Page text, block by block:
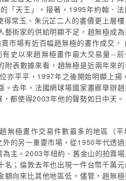
「天王」。接著，1995年約翰．
常玉、朱沅芷二人的畫價更上層樓
術家的供給明顯不足，趙無極成
市場有近百幅趙無極的畫作成交，
史以來趙無極畫作最大交易量--前
表數據來看，趙無極是近兩年來
亦平平，1997年之後開始明顯上揚
去年，法國網球場國家畫廊舉辦趙
都使得2003年他的聲勢如日中天。
無極畫作交易件數最多的地區（平
的另一重要市場，從1950年代透
主。2003年紐約、舊金山的拍賣場
；倫敦去年也出現一件台幣千萬
向來比其他地區低。儘管，趙無極